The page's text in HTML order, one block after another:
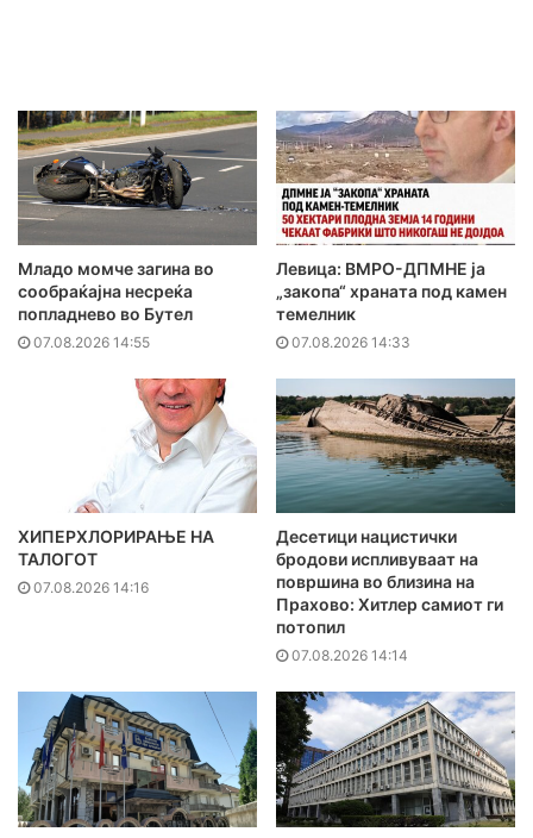
Младо момче загина во
сообраќајна несреќа
попладнево во Бутел
07.08.2026 14:55
Левица: ВМРО-ДПМНЕ ја
„закопа“ храната под камен
темелник
07.08.2026 14:33
ХИПЕРХЛОРИРАЊЕ НА
ТАЛОГОТ
07.08.2026 14:16
Десетици нацистички
бродови испливуваат на
површина во близина на
Прахово: Хитлер самиот ги
потопил
07.08.2026 14:14